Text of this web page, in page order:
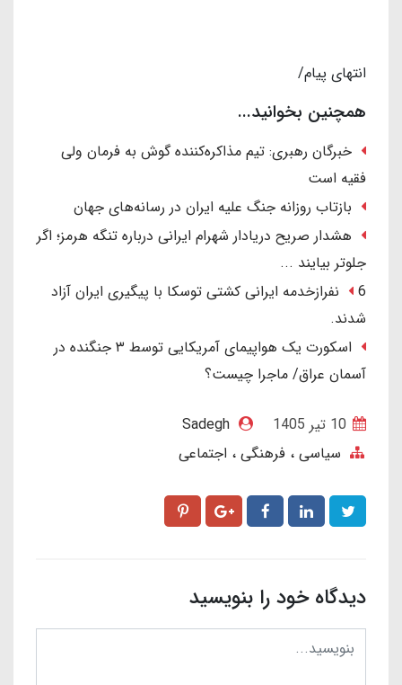
انتهای پیام/
همچنین بخوانید...
خبرگان رهبری: تیم مذاکره‌کننده گوش به فرمان ولی
فقیه است
بازتاب روزانه جنگ علیه ایران در رسانه‌های جهان
هشدار صریح دریادار شهرام ایرانی درباره تنگه هرمز؛ اگر
جلوتر بیایند ...
6 نفرازخدمه ایرانی کشتی توسکا با پیگیری ایران آزاد
شدند.
اسکورت یک هواپیمای آمریکایی توسط ۳ جنگنده در
آسمان عراق/ ماجرا چیست؟
Sadegh
سیاسی ، فرهنگی ، اجتماعی
دیدگاه خود را بنویسید